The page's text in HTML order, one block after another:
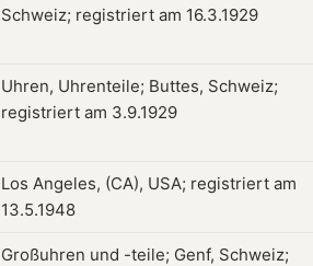
Schweiz; registriert am 16.3.1929
Uhren, Uhrenteile; Buttes, Schweiz;
registriert am 3.9.1929
Los Angeles, (CA), USA; registriert am
13.5.1948
Großuhren und -teile; Genf, Schweiz;